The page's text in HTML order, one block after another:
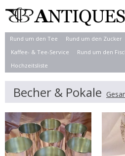
Rund um den Tee Rund um den Zucker
Kaffee- & Tee-Service
Rund um den
Hochzeitsliste
Becher & Pokale